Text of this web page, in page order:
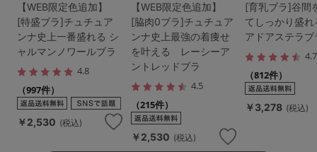
【WEB限定色追加】
[特盛ブラ]チュチュア
ンナ史上一番盛れる シ
ャルマンノワールブラ
4.8
（997件）
￥2,530 (税込)
【WEB限定色追加】
[脇肉0ブラ]チュチュア
ンナ史上最強の着痩せ
を叶える レーシーア
ントレッドブラ
4.5
（215件）
￥2,530 (税込)
[育乳ブラ]谷間
てしっかり盛
アドアステラブ
4.7
（812件）
￥3,278 (税込)